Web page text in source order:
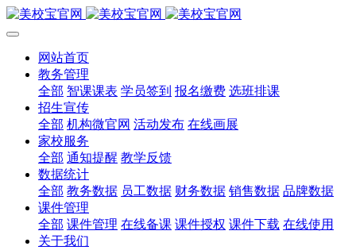
网站首页
教务管理
全部 智课课表 学员签到 报名缴费 选班排课
招生宣传
全部 机构微官网 活动发布 在线画展
家校服务
全部 通知提醒 教学反馈
数据统计
全部 教务数据 员工数据 财务数据 销售数据 品牌数据
课件管理
全部 课件管理 在线备课 课件授权 课件下载 在线使用
关于我们